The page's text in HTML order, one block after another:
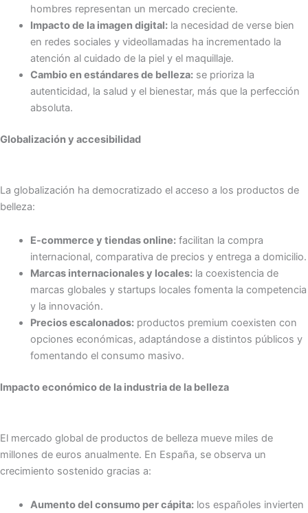
hombres representan un mercado creciente.
Impacto de la imagen digital:la necesidad de verse bien
en redes sociales y videollamadas ha incrementado la
atención al cuidado de la piel y el maquillaje.
Cambio en estándares de belleza:se prioriza la
autenticidad, la salud y el bienestar, más que la perfección
absoluta.
Globalización y accesibilidad
La globalización ha democratizado el acceso a los productos de
belleza:
E-commerce y tiendas online:facilitan la compra
internacional, comparativa de precios y entrega a domicilio.
Marcas internacionales y locales:la coexistencia de
marcas globales y startups locales fomenta la competencia
y la innovación.
Precios escalonados:productos premium coexisten con
opciones económicas, adaptándose a distintos públicos y
fomentando el consumo masivo.
Impacto económico de la industria de la belleza
El mercado global de productos de belleza mueve miles de
millones de euros anualmente. En España, se observa un
crecimiento sostenido gracias a:
Aumento del consumo per cápita:los españoles invierten